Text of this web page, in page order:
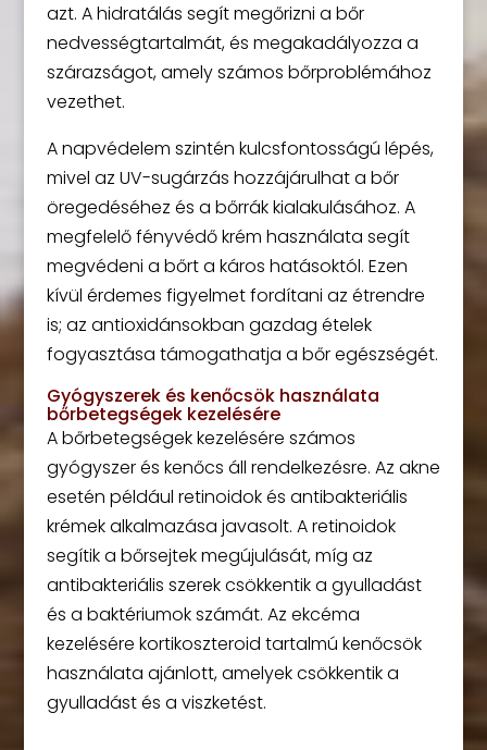
azt. A hidratálás segít megőrizni a bőr
nedvességtartalmát, és megakadályozza a
szárazságot, amely számos bőrproblémához
vezethet.
A napvédelem szintén kulcsfontosságú lépés,
mivel az UV-sugárzás hozzájárulhat a bőr
öregedéséhez és a bőrrák kialakulásához. A
megfelelő fényvédő krém használata segít
megvédeni a bőrt a káros hatásoktól. Ezen
kívül érdemes figyelmet fordítani az étrendre
is; az antioxidánsokban gazdag ételek
fogyasztása támogathatja a bőr egészségét.
Gyógyszerek és kenőcsök használata
bőrbetegségek kezelésére
A bőrbetegségek kezelésére számos
gyógyszer és kenőcs áll rendelkezésre. Az akne
esetén például retinoidok és antibakteriális
krémek alkalmazása javasolt. A retinoidok
segítik a bőrsejtek megújulását, míg az
antibakteriális szerek csökkentik a gyulladást
és a baktériumok számát. Az ekcéma
kezelésére kortikoszteroid tartalmú kenőcsök
használata ajánlott, amelyek csökkentik a
gyulladást és a viszketést.